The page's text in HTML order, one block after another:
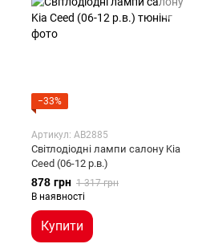
−33%
Артикул: AB2885
Світлодіодні лампи салону Kia
Ceed (06-12 р.в.)
878 грн 1 317 грн
В наявності
Купити